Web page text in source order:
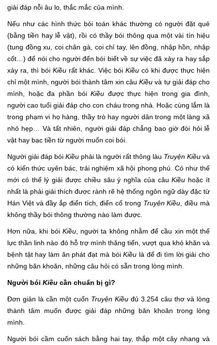
giải đáp nỗi âu lo, thắc mắc của mình.
Nếu như các hình thức bói toán khác thường có người đặt quẻ
(bằng tiền hay lễ vật), rồi có thầy bói thông qua một vài tín hiệu
(tung đồng xu, coi chân gà, coi chỉ tay, lên đồng, nhập hồn, nhập
cốt…) để nói cho người đến bói biết về sự việc đã xảy ra hay sắp
xảy ra, thì bói Kiều rất khác. Việc bói Kiều có khi được thực hiện
chỉ một mình, người bói thành tâm xin câuKiều và tự giải đáp cho
mình, hoặc đa phần bóiKiều được thực hiện trong gia đình,
người cao tuổi giải đáp cho con cháu trong nhà. Hoặc cùng lắm là
trong phạm vi họ hàng, thầy trò hay người dân trong một làng xã
nhỏ hẹp… Và tất nhiên, người giải đáp chẳng bao giờ đòi hỏi lễ
vật hay bạc tiền từ người muốn coi bói.
Người giải đáp bói Kiều phải là người rất thông làu Truyện Kiều và
có kiến thức uyên bác, trải nghiệm xã hội phong phú. Có như thế
mới có thể lý giải được chiều sâu ý nghĩa của câuKiều hoặc ít
nhất là phải giải thích được rành rẽ hệ thống ngôn ngữ dày đặc từ
Hán Việt và đầy ắp điển tích, điển cố trong Truyện Kiều , điều mà
không thầy bói thông thường nào làm được.
Hơn nữa, khi bói Kiều, người ta không nhằm để cầu xin một thế
lực thần linh nào đó hỗ trợ mình thăng tiến, vượt qua khó khăn và
bệnh tật hay làm ăn phát đạt mà bóiKiều là để đi tìm lời giải cho
những băn khoăn, những câu hỏi có sẵn trong lòng mình.
Người bói Kiều cần chuẩn bị gì?
Đơn giản là cần một cuốn Truyện Kiều đủ 3.254 câu thơ và lòng
thành tâm muốn được giải đáp những băn khoăn trong lòng
mình.
Người bói cầm cuốn sách bằng hai tay, thắp một cây nhang và